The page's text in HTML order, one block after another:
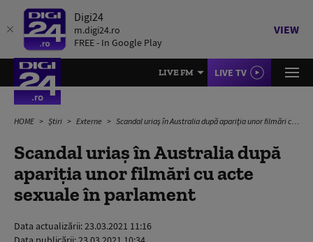
Digi24
m.digi24.ro
FREE - In Google Play
VIEW
LIVE FM LIVE TV
HOME Știri Externe Scandal uriaș în Australia după apariţia unor filmări cu acte sexuale în parlament
Scandal uriaș în Australia după
apariţia unor filmări cu acte
sexuale în parlament
Data actualizării:23.03.2021 11:16